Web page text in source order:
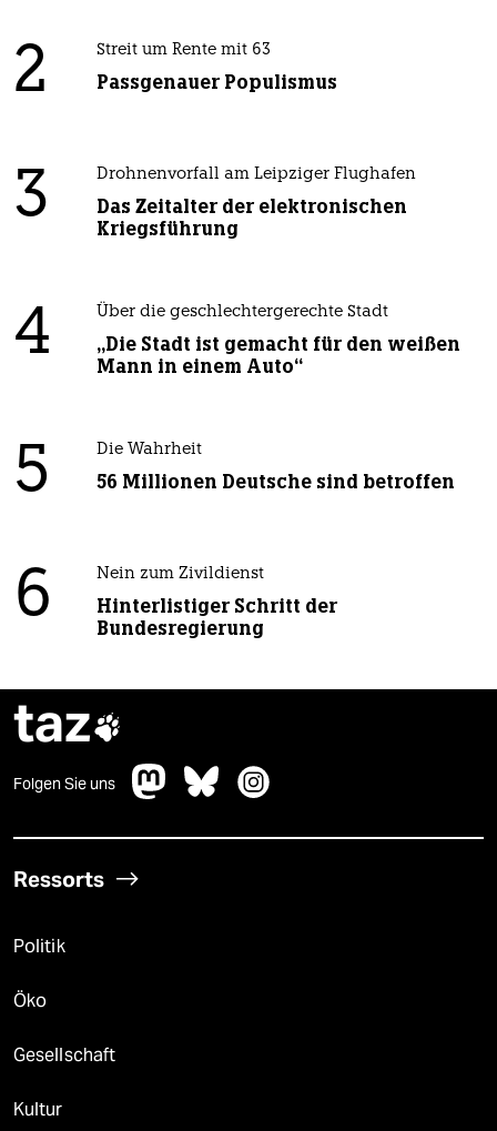
2 Streit um Rente mit 63
Passgenauer Populismus
3 Drohnenvorfall am Leipziger Flughafen
Das Zeitalter der elektronischen
Kriegsführung
4 Über die geschlechtergerechte Stadt
„Die Stadt ist gemacht für den weißen
Mann in einem Auto“
5 Die Wahrheit
56 Millionen Deutsche sind betroffen
6 Nein zum Zivildienst
Hinterlistiger Schritt der
Bundesregierung
taz
Folgen Sie uns
Ressorts
Politik
Öko
Gesellschaft
Kultur